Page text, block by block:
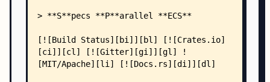
    │   │       ├── 02_hello_world.md
    │   │       ├── 04_resources.md
    │   │       ├── 05_storages.md
    │   │       ├── 06_system_data.md